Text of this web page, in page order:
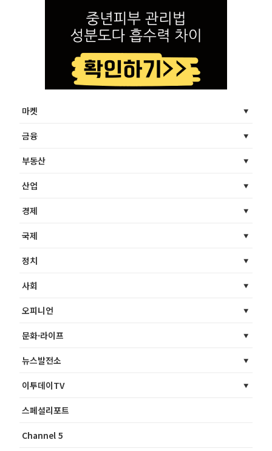
마켓
금융
부동산
산업
경제
국제
정치
사회
오피니언
문화·라이프
뉴스발전소
이투데이TV
스페셜리포트
Channel 5